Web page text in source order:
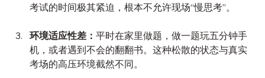
考试的时间极其紧迫，根本不允许现场“慢思考”。
环境适应性差： 平时在家里做题，做一题玩五分钟手
机，或者遇到不会的翻翻书。这种松散的状态与真实
考场的高压环境截然不同。